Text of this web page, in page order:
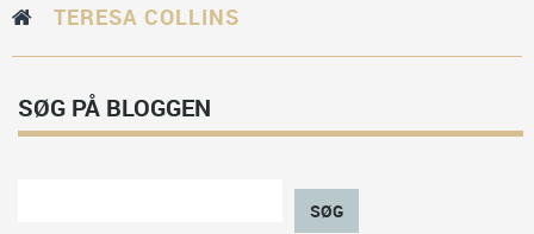
TERESA COLLINS
SØG PÅ BLOGGEN
SØG